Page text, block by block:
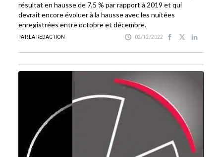
résultat en hausse de 7,5 % par rapport à 2019 et qui
devrait encore évoluer à la hausse avec les nuitées
enregistrées entre octobre et décembre.
PAR LA RÉDACTION 02/12/2022